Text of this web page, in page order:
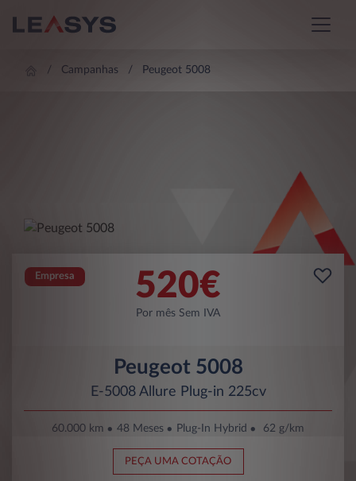
Campanhas Peugeot 5008
Empresa 520€
Por mês Sem IVA
Peugeot 5008
E-5008 Allure Plug-in 225cv
60.000 km 48 Meses Plug-In Hybrid 62 g/km
PEÇA UMA COTAÇÃO